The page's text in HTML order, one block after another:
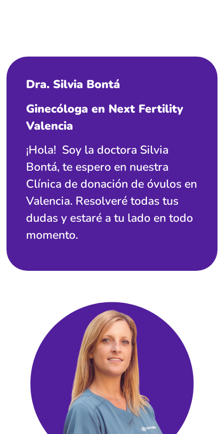
Dra. Silvia Bontá
Ginecóloga en Next Fertility
Valencia
¡Hola! Soy la doctora Silvia
Bontá, te espero en nuestra
Clínica de donación de óvulos en
Valencia. Resolveré todas tus
dudas y estaré a tu lado en todo
momento.